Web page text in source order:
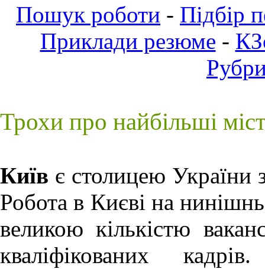
Пошук роботи - Підбір
Приклади резюме -
Трохи про найбільші
Київ є столицею України
Робота в Києві на
великою кількістю
кваліфікованих